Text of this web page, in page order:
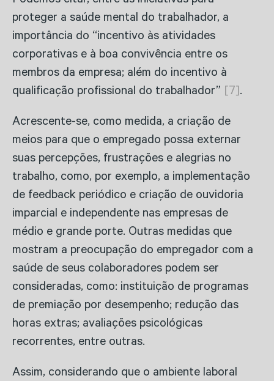
proteger a saúde mental do trabalhador, a
importância do “incentivo às atividades
corporativas e à boa convivência entre os
membros da empresa; além do incentivo à
qualificação profissional do trabalhador” [7].
Acrescente-se, como medida, a criação de
meios para que o empregado possa externar
suas percepções, frustrações e alegrias no
trabalho, como, por exemplo, a implementação
de feedback periódico e criação de ouvidoria
imparcial e independente nas empresas de
médio e grande porte. Outras medidas que
mostram a preocupação do empregador com a
saúde de seus colaboradores podem ser
consideradas, como: instituição de programas
de premiação por desempenho; redução das
horas extras; avaliações psicológicas
recorrentes, entre outras.
Assim, considerando que o ambiente laboral